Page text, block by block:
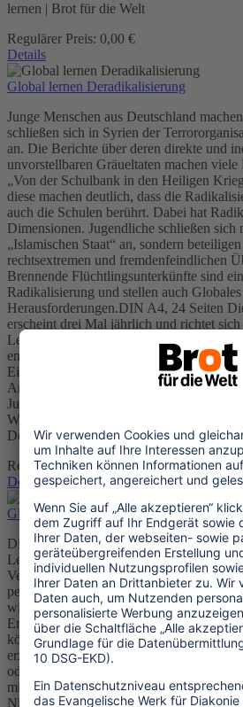
lernen | Brot für die Welt
Regulärer Preis: 0,00 €
Details
Global lernen Deradikalisierung
Junge Menschen aus Deutschland
schließen sich in Syrien der
an. Die Berichte über deren direkte und
unvorstellbaren Gräueltaten machen viele
„Von der Schulbank in den Heiligen
diese machen deutlich, dass die
auch die Schulen berührt. Dabei hat
Dimensionen. Jugendliche schließen sich
„Islamischen Staat“ an, sondern
rechtsextremen und fremdenfeindlichen
Brennende Flüchtlingsunterkünfte sind
Radikalisierung und stellen auch
Herausforderungen.DIN A4, 24 Seiten
erscheint drei Mal jährlich und richtet
Lehrer der Sekundarstufen I und II. Jede
entwicklungsbezogenes Thema und bietet
Einsatzmöglichkeiten, didaktische
Anregungen.Einsatz: Sekundarstufe I
Jugendarbeit Alle Hefte finden Sie zum
Webseite Global lernen | Brot für die
Deradikalisierung |1MB
Regulärer Preis:0,00 €
Details
Global lernen Digitalisierung
Digitalisierung betrifft uns alle und
Lebensweise gravierend. Neben Chancen
Veränderungen auch Risiken. Das
persönlichen Bereich überblicken. Noch
wir uns Digitalisierung im Kontext von
Entwicklungszusammenarbeit ansehen.
können dabei unterstützen, Hunger und
erzielen Kleinbäuer* innen dank Wetter-
oder Cargo-Drohnen beliefern Menschen
mit lebenswichtigen Medikamenten.
Nichtregierungsorganisationen digital